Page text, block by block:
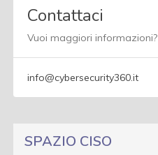
Contattaci
Vuoi maggiori informazioni?
info@cybersecurity360.it
SPAZIO CISO